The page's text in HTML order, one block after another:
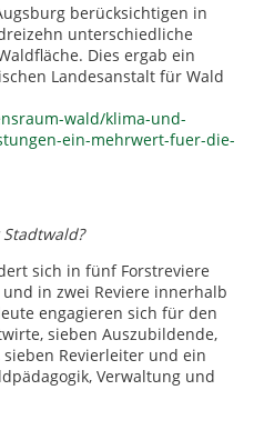
berücksichtigen in
unterschiedliche
Dies ergab ein
Landesanstalt für Wald
wald/klima-und-
ein-mehrwert-fuer-die-
sich in fünf Forstreviere
in zwei Reviere innerhalb
engagieren sich für den
sieben Auszubildende,
Revierleiter und ein
Verwaltung und